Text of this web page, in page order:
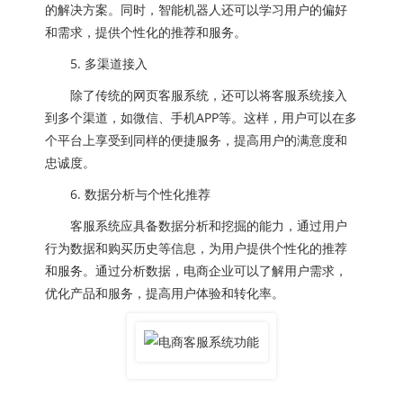
的解决方案。同时，智能机器人还可以学习用户的偏好
和需求，提供个性化的推荐和服务。
5. 多渠道接入
除了传统的网页客服系统，还可以将客服系统接入
到多个渠道，如微信、手机APP等。这样，用户可以在多
个平台上享受到同样的便捷服务，提高用户的满意度和
忠诚度。
6. 数据分析与个性化推荐
客服系统应具备数据分析和挖掘的能力，通过用户
行为数据和购买历史等信息，为用户提供个性化的推荐
和服务。通过分析数据，电商企业可以了解用户需求，
优化产品和服务，提高用户体验和转化率。